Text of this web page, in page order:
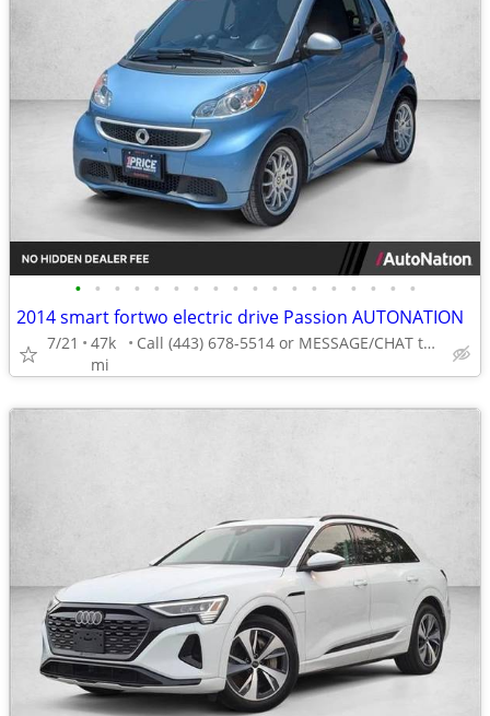
• • • • • • • • • • • • • • • • • •
2014 smart fortwo electric drive Passion AUTONATION
7/21
47k
mi
Call (443) 678-5514 or MESSAGE/CHAT to confirm availability